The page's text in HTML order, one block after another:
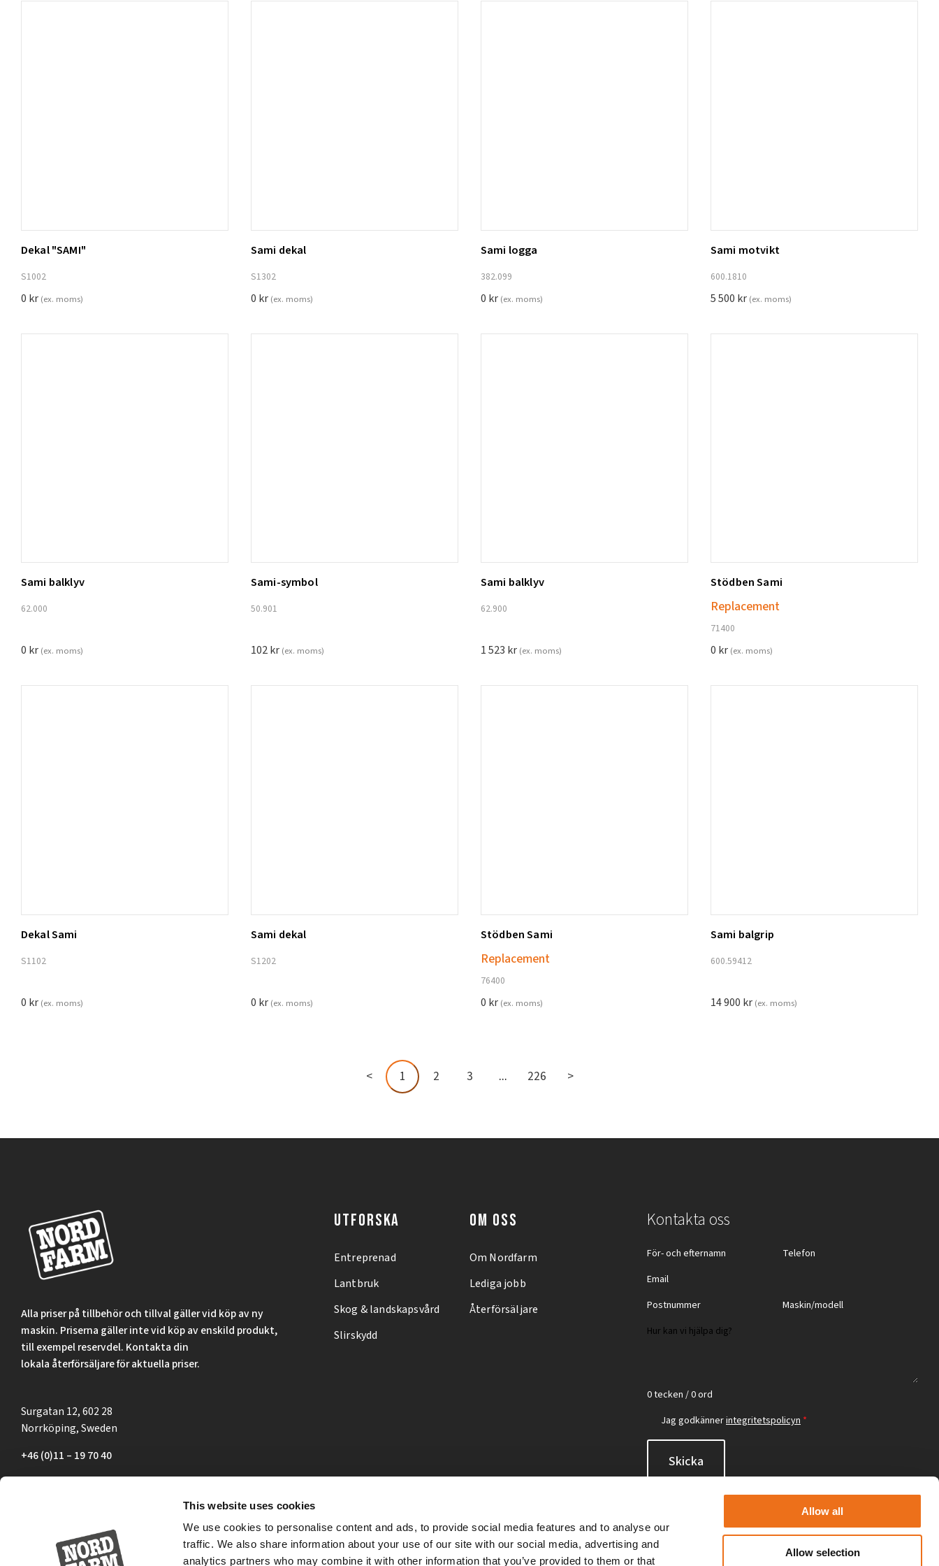
This website uses cookies
We use cookies to personalise content and ads, to provide social media features and to analyse our
traffic. We also share information about your use of our site with our social media, advertising and
analytics partners who may combine it with other information that you’ve provided to them or that
Allow all
Allow selection
Lägg till i varukorg
Dekal "SAMI"
S1002
0 kr (ex. moms)
Lägg till i varukorg
Sami dekal
S1302
0 kr (ex. moms)
Lägg till i varukorg
Sami logga
382.099
0 kr (ex. moms)
Sami motvikt
600.1810
5 500 kr (ex. moms)
Lägg till i varukorg
Sami balklyv
62.000
0 kr (ex. moms)
Lägg till i varukorg
Sami-symbol
50.901
102kr (ex. moms)
Lägg till i varukorg
Sami balklyv
62.900
1 523 kr (ex. moms)
Stödben Sami
Replacement
71400
0 kr (ex. moms)
Lägg till i varukorg
Dekal Sami
S1102
0 kr (ex. moms)
Lägg till i varukorg
Sami dekal
S1202
0 kr (ex. moms)
Lägg till i varukorg
Stödben Sami
Replacement
76400
0 kr (ex. moms)
Sami balgrip
600.59412
14 900 kr (ex. moms)
< 1 2 3 ... 226 >
Alla priser på tillbehör och tillval gäller vid köp av ny
maskin. Priserna gäller inte vid köp av enskild produkt,
till exempel reservdel. Kontakta din
lokala återförsäljare för aktuella priser.
Surgatan 12, 602 28
Norrköping, Sweden
+46 (0)11 – 19 70 40
UTFORSKA
Entreprenad
Lantbruk
Skog & landskapsvård
Slirskydd
OM OSS
Om Nordfarm
Lediga jobb
Återförsäljare
Kontakta oss
0 tecken / 0 ord
Jag godkännerintegritetspolicyn *
Skicka